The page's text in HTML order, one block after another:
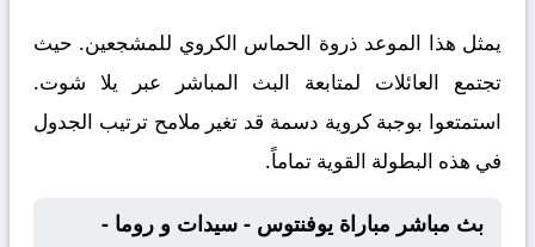
يمثل هذا الموعد ذروة الحماس الكروي للمشجعين. حيث
تجتمع العائلات لمتابعة البث المباشر عبر يلا شوت.
استمتعوا بوجبة كروية دسمة قد تغير ملامح ترتيب الجدول
في هذه البطولة القوية تماماً.
بث مباشر مباراة يوفنتوس - سيدات و روما -